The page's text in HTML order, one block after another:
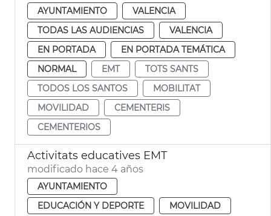
AYUNTAMIENTO
VALENCIA
TODAS LAS AUDIENCIAS
VALENCIA
EN PORTADA
EN PORTADA TEMÁTICA
NORMAL
EMT
TOTS SANTS
TODOS LOS SANTOS
MOBILITAT
MOVILIDAD
CEMENTERIS
CEMENTERIOS
Activitats educatives EMT
modificado hace 4 años
AYUNTAMIENTO
EDUCACIÓN Y DEPORTE
MOVILIDAD